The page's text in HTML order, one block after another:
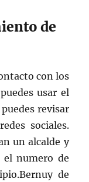
de
con los
usar el
revisar
sociales.
un alcalde y
el numero de
de